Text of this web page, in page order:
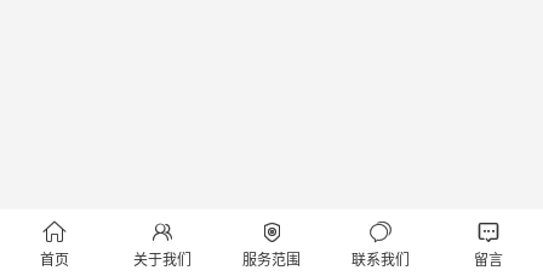

首页

关于我们

服务范围

联系我们

留言